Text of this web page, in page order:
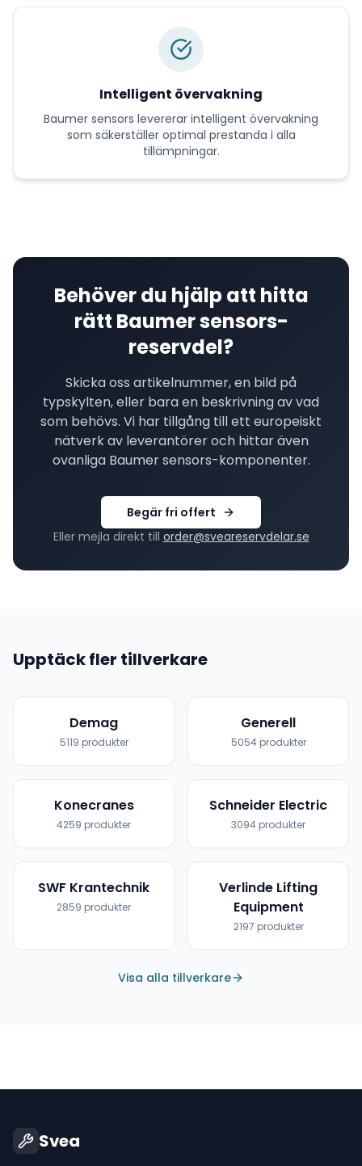
Intelligent övervakning
Baumer sensors levererar intelligent övervakning
som säkerställer optimal prestanda i alla
tillämpningar.
Behöver du hjälp att hitta
rätt Baumer sensors-
reservdel?
Skicka oss artikelnummer, en bild på
typskylten, eller bara en beskrivning av vad
som behövs. Vi har tillgång till ett europeiskt
nätverk av leverantörer och hittar även
ovanliga Baumer sensors-komponenter.
Begär fri offert
Eller mejla direkt till order@sveareservdelar.se
Upptäck fler tillverkare
Demag
5119 produkter
Generell
5054produkter
Konecranes
4259 produkter
Schneider Electric
3094 produkter
SWF Krantechnik
2859 produkter
Verlinde Lifting
Equipment
2197 produkter
Visa alla tillverkare
Svea